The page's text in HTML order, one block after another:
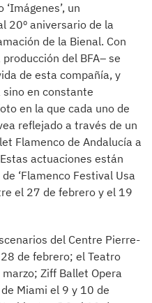
un
20º aniversario de la
de la Bienal. Con
del BFA– se
de esta compañía, y
en constante
en la que cada uno de
reflejado a través de un
Flamenco de Andalucía a
actuaciones están
‘Flamenco Festival Usa
el 27 de febrero y el 19
del Centre Pierre-
de febrero; el Teatro
Ziff Ballet Opera
Miami el 9 y 10 de